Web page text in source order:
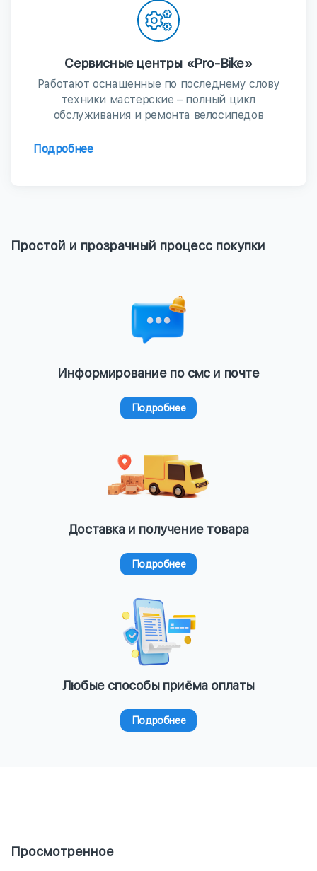
Сервисные центры «Pro-Bike»
Работают оснащенные по последнему слову
техники мастерские – полный цикл
обслуживания и ремонта велосипедов
Подробнее
Простой и прозрачный процесс покупки
Информирование по смс и почте
Подробнее
Доставка и получение товара
Подробнее
Любые способы приёма оплаты
Подробнее
Просмотренное